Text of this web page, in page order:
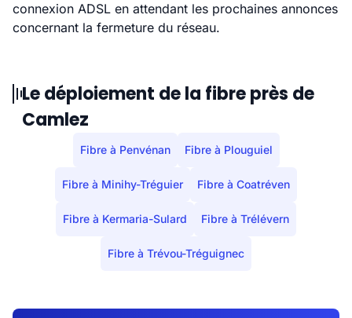
connexion ADSL en attendant les prochaines annonces
concernant la fermeture du réseau.
Le déploiement de la fibre près de
Camlez
Fibre à Penvénan Fibre à Plouguiel
Fibre à Minihy-Tréguier Fibre à Coatréven
Fibre à Kermaria-Sulard Fibre à Trélévern
Fibre à Trévou-Tréguignec